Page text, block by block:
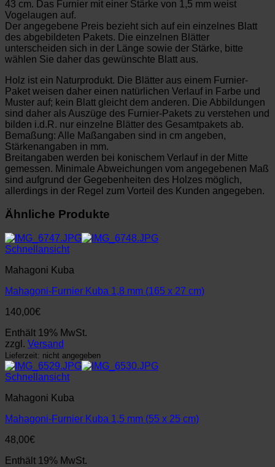
43 cm. Das Furnier mit einer Stärke von 1,5 mm weist
Vogelaugen auf.
Der angegebene Preis bezieht sich auf ein einzelnes Blatt
des abgebildeten Pakets. Die einzelnen Blätter
unterscheiden sich in der Länge sowie der Stärke, bitte
wählen Sie daher das gewünschte Blatt aus.
Holz ist ein Naturprodukt. Die Blätter aus einem Furnier-
Paket weisen daher einen natürlichen Verlauf in Farbe und
Muster auf; kein Blatt gleicht dem anderen. Die Abbildungen
sind daher als Auszüge des Furnier-Pakets zu verstehen und
bilden i.d.R. nur einzelne Blätter des Gesamtpakets ab.
Bemaßung: Alle Maßangaben sind in cm angeben,
Stärkenangaben in mm.
Breitangaben werden bei konischem Verlauf in der Mitte
gemessen. Minimale Abweichungen vom angegebenen Maß
sind aufgrund der Gegebenheiten des Holzes möglich,
allerdings in der Regel zum Vorteil des Kunden angegeben.
Ähnliche Produkte
Schnellansicht
Mahagoni Kuba
Mahagoni-Furnier Kuba 1,8 mm (165 x 27 cm)
140,00€
Enthält 19% MwSt.
zzgl. Versand
Lieferzeit: nicht angegeben
Schnellansicht
Mahagoni Kuba
Mahagoni-Furnier Kuba 1,5 mm (55 x 25 cm)
48,00€
Enthält 19% MwSt.